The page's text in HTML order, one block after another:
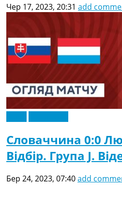
Чер 17, 2023, 20:31 add
Словаччина 0:0
Відбір. Група J.
Бер 24, 2023, 07:40add